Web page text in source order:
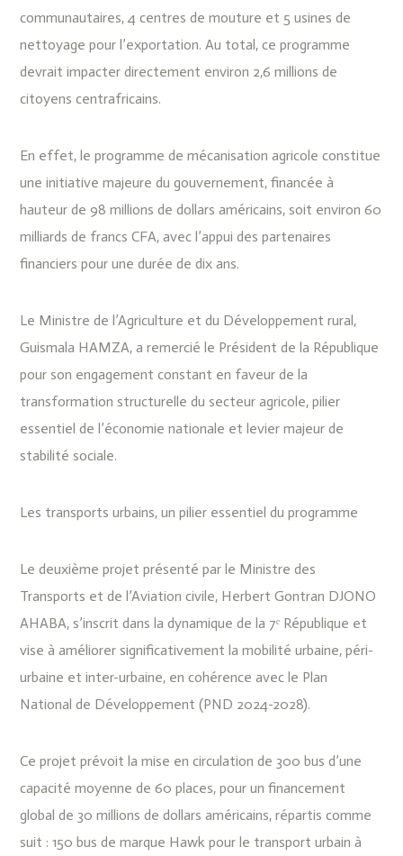
communautaires, 4 centres de mouture et 5 usines de
nettoyage pour l’exportation. Au total, ce programme
devrait impacter directement environ 2,6 millions de
citoyens centrafricains.
En effet, le programme de mécanisation agricole constitue
une initiative majeure du gouvernement, financée à
hauteur de 98 millions de dollars américains, soit environ 60
milliards de francs CFA, avec l’appui des partenaires
financiers pour une durée de dix ans.
Le Ministre de l’Agriculture et du Développement rural,
Guismala HAMZA, a remercié le Président de la République
pour son engagement constant en faveur de la
transformation structurelle du secteur agricole, pilier
essentiel de l’économie nationale et levier majeur de
stabilité sociale.
Les transports urbains, un pilier essentiel du programme
Le deuxième projet présenté par le Ministre des
Transports et de l’Aviation civile, Herbert Gontran DJONO
AHABA, s’inscrit dans la dynamique de la 7ᵉ République et
vise à améliorer significativement la mobilité urbaine, péri-
urbaine et inter-urbaine, en cohérence avec le Plan
National de Développement (PND 2024-2028).
‎Ce projet prévoit la mise en circulation de 300 bus d’une
capacité moyenne de 60 places, pour un financement
global de 30 millions de dollars américains, répartis comme
suit : 150 bus de marque Hawk pour le transport urbain à